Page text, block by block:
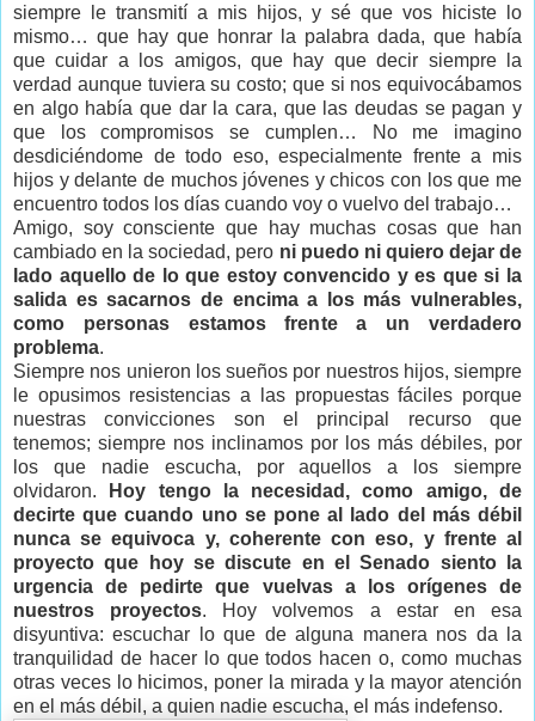
siempre le transmití a mis hijos, y sé que vos hiciste lo
mismo… que hay que honrar la palabra dada, que había
que cuidar a los amigos, que hay que decir siempre la
verdad aunque tuviera su costo; que si nos equivocábamos
en algo había que dar la cara, que las deudas se pagan y
que los compromisos se cumplen… No me imagino
desdiciéndome de todo eso, especialmente frente a mis
hijos y delante de muchos jóvenes y chicos con los que me
encuentro todos los días cuando voy o vuelvo del trabajo…
Amigo, soy consciente que hay muchas cosas que han
cambiado en la sociedad, pero ni puedo ni quiero dejar de
lado aquello de lo que estoy convencido y es que si la
salida es sacarnos de encima a los más vulnerables,
como personas estamos frente a un verdadero
problema.
Siempre nos unieron los sueños por nuestros hijos, siempre
le opusimos resistencias a las propuestas fáciles porque
nuestras convicciones son el principal recurso que
tenemos; siempre nos inclinamos por los más débiles, por
los que nadie escucha, por aquellos a los siempre
olvidaron.
Hoy tengo la necesidad, como amigo, de
decirte que cuando uno se pone al lado del más débil
nunca se equivoca y, coherente con eso, y frente al
proyecto que hoy se discute en el Senado siento la
urgencia de pedirte que vuelvas a los orígenes de
nuestros proyectos. Hoy volvemos a estar en esa
disyuntiva: escuchar lo que de alguna manera nos da la
tranquilidad de hacer lo que todos hacen o, como muchas
otras veces lo hicimos, poner la mirada y la mayor atención
en el más débil, a quien nadie escucha, el más indefenso.